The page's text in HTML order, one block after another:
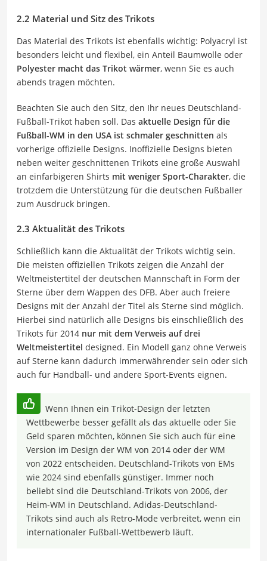
2.2 Material und Sitz des Trikots
Das Material des Trikots ist ebenfalls wichtig: Polyacryl ist
besonders leicht und flexibel, ein Anteil Baumwolle oder
Polyester macht das Trikot wärmer, wenn Sie es auch
abends tragen möchten.
Beachten Sie auch den Sitz, den Ihr neues Deutschland-
Fußball-Trikot haben soll. Das aktuelle Design für die
Fußball-WM in den USA ist schmaler geschnitten als
vorherige offizielle Designs. Inoffizielle Designs bieten
neben weiter geschnittenen Trikots eine große Auswahl
an einfarbigeren Shirts mit weniger Sport-Charakter, die
trotzdem die Unterstützung für die deutschen Fußballer
zum Ausdruck bringen.
2.3 Aktualität des Trikots
Schließlich kann die Aktualität der Trikots wichtig sein.
Die meisten offiziellen Trikots zeigen die Anzahl der
Weltmeistertitel der deutschen Mannschaft in Form der
Sterne über dem Wappen des DFB. Aber auch freiere
Designs mit der Anzahl der Titel als Sterne sind möglich.
Hierbei sind natürlich alle Designs bis einschließlich des
Trikots für 2014 nur mit dem Verweis auf drei
Weltmeistertitel designed. Ein Modell ganz ohne Verweis
auf Sterne kann dadurch immerwährender sein oder sich
auch für Handball- und andere Sport-Events eignen.
Wenn Ihnen ein Trikot-Design der letzten
Wettbewerbe besser gefällt als das aktuelle oder Sie
Geld sparen möchten, können Sie sich auch für eine
Version im Design der WM von 2014 oder der WM
von 2022 entscheiden. Deutschland-Trikots von EMs
wie 2024 sind ebenfalls günstiger. Immer noch
beliebt sind die Deutschland-Trikots von 2006, der
Heim-WM in Deutschland. Adidas-Deutschland-
Trikots sind auch als Retro-Mode verbreitet, wenn ein
internationaler Fußball-Wettbewerb läuft.